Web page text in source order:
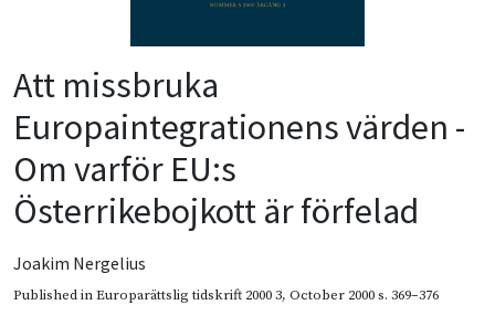
Att missbruka
Europaintegrationens värden -
Om varför EU:s
Österrikebojkott är förfelad
Joakim Nergelius
Published inEuroparättslig tidskrift 2000 3, October 2000s. 369–376